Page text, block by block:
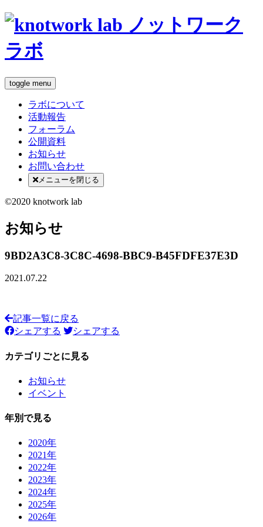
toggle menu
ラボについて
活動報告
フォーラム
公開資料
お知らせ
お問い合わせ
メニューを閉じる
©2020 knotwork lab
お知らせ
9BD2A3C8-3C8C-4698-BBC9-B45FDFE37E3D
2021.07.22
記事一覧に戻る
シェアする
シェアする
カテゴリごとに見る
お知らせ
イベント
年別で見る
2020年
2021年
2022年
2023年
2024年
2025年
2026年